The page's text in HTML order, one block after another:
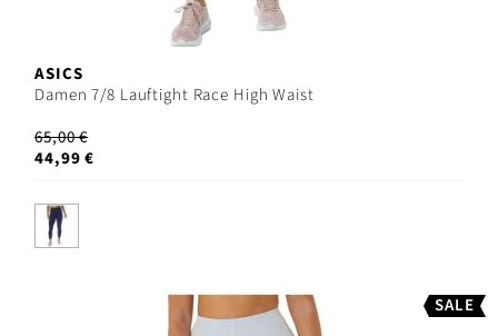
ASICS
Damen 7/8 Lauftight Race High Waist
65,00 €
44,99 €
SALE